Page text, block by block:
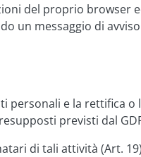
del proprio browser
un messaggio di
e la rettifica o
previsti dal
di tali attività (Art.